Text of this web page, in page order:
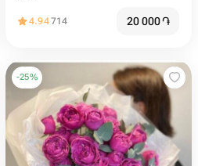
4.94714 20 000֏
-25%